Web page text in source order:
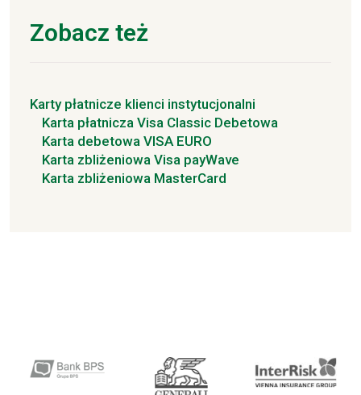
Zobacz też
Karty płatnicze klienci instytucjonalni
Karta płatnicza Visa Classic Debetowa
Karta debetowa VISA EURO
Karta zbliżeniowa Visa payWave
Karta zbliżeniowa MasterCard